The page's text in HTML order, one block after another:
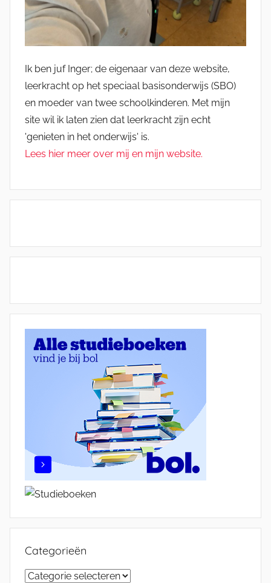
Ik ben juf Inger; de eigenaar van deze website,
leerkracht op het speciaal basisonderwijs (SBO)
en moeder van twee schoolkinderen. Met mijn
site wil ik laten zien dat leerkracht zijn echt
'genieten in het onderwijs' is.
Lees hier meer over mij en mijn website.
Categorieën
Categorieën